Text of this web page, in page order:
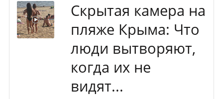
Скрытая камера на
пляже Крыма: Что
люди вытворяют,
когда их не
видят...